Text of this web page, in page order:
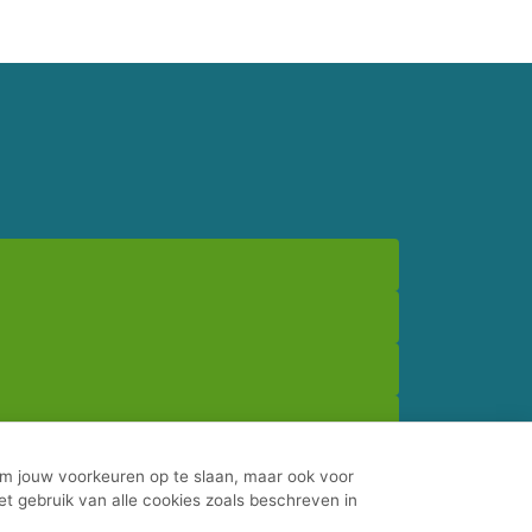
jouw voorkeuren op te slaan, maar ook voor
gebruik van alle cookies zoals beschreven in